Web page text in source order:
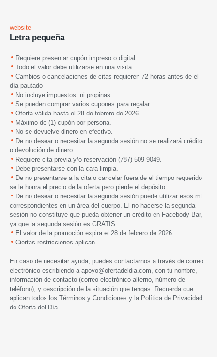
website
Letra pequeña
Requiere presentar cupón impreso o digital.
Todo el valor debe utilizarse en una visita.
Cambios o cancelaciones de citas requieren 72 horas antes de el
día pautado
No incluye impuestos, ni propinas.
Se pueden comprar varios cupones para regalar.
Oferta válida hasta el 28 de febrero de 2026.
Máximo de (1) cupón por persona.
No se devuelve dinero en efectivo.
De no desear o necesitar la segunda sesión no se realizará crédito
o devolución de dinero.
Requiere cita previa y/o reservación (787) 509-9049.
Debe presentarse con la cara limpia.
De no presentarse a la cita o cancelar fuera de el tiempo requerido
se le honra el precio de la oferta pero pierde el depósito.
De no desear o necesitar la segunda sesión puede utilizar esos ml.
correspondientes en un área del cuerpo. El no hacerse la segunda
sesión no constituye que pueda obtener un crédito en Facebody Bar,
ya que la segunda sesión es GRATIS.
El valor de la promoción expira el 28 de febrero de 2026.
Ciertas restricciones aplican.
En caso de necesitar ayuda, puedes contactarnos a través de correo
electrónico escribiendo a apoyo@ofertadeldia.com , con tu nombre,
información de contacto (correo electrónico alterno, número de
teléfono), y descripción de la situación que tengas. Recuerda que
aplican todos los Términos y Condiciones y la Política de Privacidad
de Oferta del Día.